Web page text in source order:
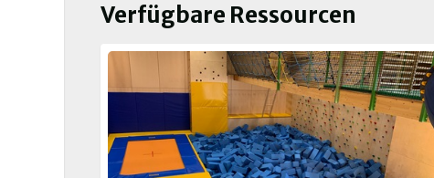
Verfügbare Ressourcen